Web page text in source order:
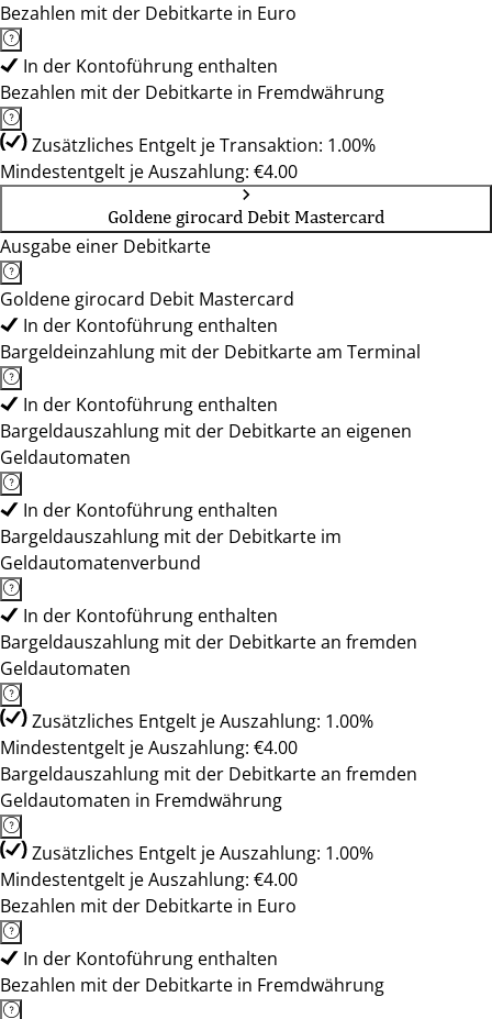
Bezahlen mit der Debitkarte in Euro
In der Kontoführung enthalten
Bezahlen mit der Debitkarte in Fremdwährung
Zusätzliches Entgelt je Transaktion: 1.00%
Mindestentgelt je Auszahlung: €4.00
Goldene girocard Debit Mastercard
Ausgabe einer Debitkarte
Goldene girocard Debit Mastercard
In der Kontoführung enthalten
Bargeldeinzahlung mit der Debitkarte am Terminal
In der Kontoführung enthalten
Bargeldauszahlung mit der Debitkarte an eigenen
Geldautomaten
In der Kontoführung enthalten
Bargeldauszahlung mit der Debitkarte im
Geldautomatenverbund
In der Kontoführung enthalten
Bargeldauszahlung mit der Debitkarte an fremden
Geldautomaten
Zusätzliches Entgelt je Auszahlung: 1.00%
Mindestentgelt je Auszahlung: €4.00
Bargeldauszahlung mit der Debitkarte an fremden
Geldautomaten in Fremdwährung
Zusätzliches Entgelt je Auszahlung: 1.00%
Mindestentgelt je Auszahlung: €4.00
Bezahlen mit der Debitkarte in Euro
In der Kontoführung enthalten
Bezahlen mit der Debitkarte in Fremdwährung